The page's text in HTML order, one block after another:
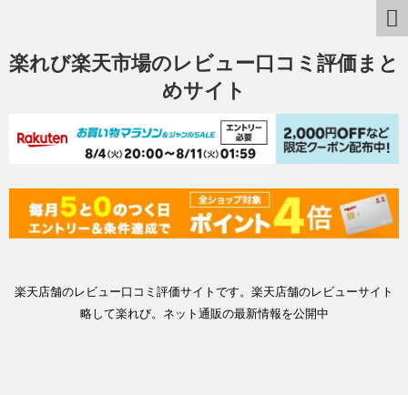
楽れび楽天市場のレビュー口コミ評価まと
めサイト
楽天店舗のレビュー口コミ評価サイトです。楽天店舗のレビューサイト
略して楽れび。ネット通販の最新情報を公開中